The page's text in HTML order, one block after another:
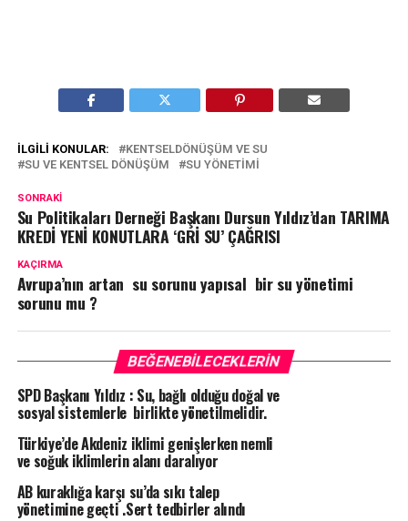
İLGILI KONULAR:
KENTSELDÖNÜŞÜM VE SU
SU VE KENTSEL DÖNÜŞÜM
SU YÖNETIMI
SONRAKI
Su Politikaları Derneği Başkanı Dursun Yıldız’dan TARIMA
KREDİ YENİ KONUTLARA ‘GRİ SU’ ÇAĞRISI
KAÇIRMA
Avrupa’nın artan su sorunu yapısal bir su yönetimi
sorunu mu ?
BEĞENEBILECEKLERIN
SPD Başkanı Yıldız : Su, bağlı olduğu doğal ve
sosyal sistemlerle birlikte yönetilmelidir.
Türkiye’de Akdeniz iklimi genişlerken nemli
ve soğuk iklimlerin alanı daralıyor
AB kuraklığa karşı su’da sıkı talep
yönetimine geçti .Sert tedbirler alındı